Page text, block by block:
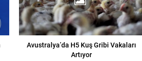
Avustralya’da H5 Kuş Gribi Vakaları
Artıyor